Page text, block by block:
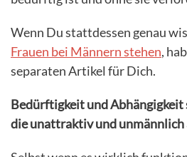
Wenn Du stattdessen genau
Frauen bei Männern stehen,
separaten Artikel für Dich.
Bedürftigkeit und Abhängigkeit
die unattraktiv und unmännlich